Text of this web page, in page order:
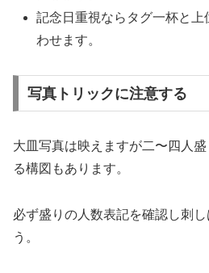
記念日重視ならタグ一杯と上
わせます。
写真トリックに注意する
大皿写真は映えますが二〜四人
る構図もあります。
必ず盛りの人数表記を確認し刺
う。